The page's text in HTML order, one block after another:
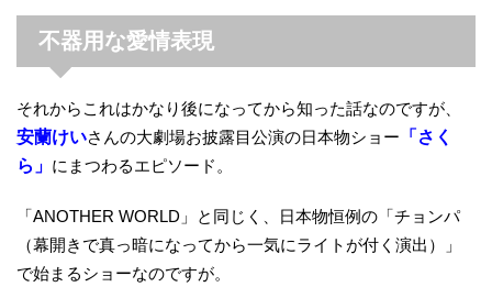
不器用な愛情表現
それからこれはかなり後になってから知った話なのですが、
安蘭けいさんの大劇場お披露目公演の日本物ショー 「さく
ら」 にまつわるエピソード。
「ANOTHER WORLD」と同じく、日本物恒例の「チョンパ
（幕開きで真っ暗になってから一気にライトが付く演出）」
で始まるショーなのですが。